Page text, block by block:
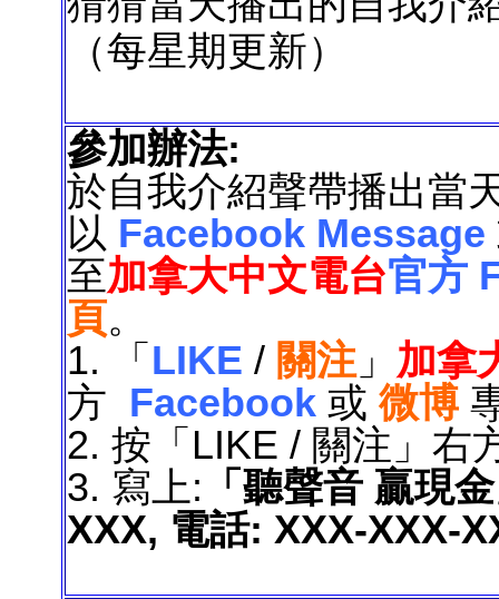
（每星期更新）
參加辦法:
於自我介紹聲帶播出當
以 Facebook Message
至加拿大中文電台官方
頁。
1.
「 LIKE / 關注 」 加拿
方 Facebook 或 微博
2. 按「LIKE / 關注 」右
3. 寫上: 「聽聲音 贏現
XXX, 電話: XXX-XXX-